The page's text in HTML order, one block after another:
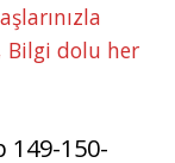
Bilgi dolu her
149-150-